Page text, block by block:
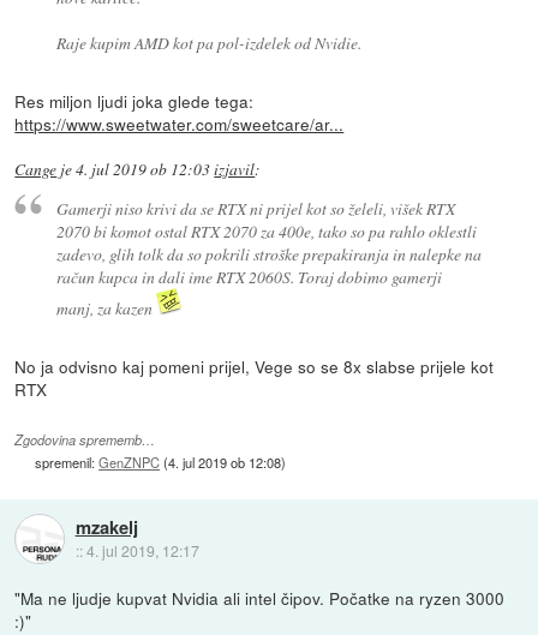
Raje kupim AMD kot pa pol-izdelek od Nvidie.
Res miljon ljudi joka glede tega:
https://www.sweetwater.com/sweetcare/ar...
Cange je4. jul 2019 ob 12:03izjavil:
Gamerji niso krivi da se RTX ni prijel kot so želeli, višek RTX
2070 bi komot ostal RTX 2070 za 400e, tako so pa rahlo oklestli
zadevo, glih tolk da so pokrili stroške prepakiranja in nalepke na
račun kupca in dali ime RTX 2060S. Toraj dobimo gamerji
manj, za kazen
No ja odvisno kaj pomeni prijel, Vege so se 8x slabse prijele kot
RTX
Zgodovina sprememb…
spremenil:GenZNPC(4. jul 2019 ob 12:08)
mzakelj
::4. jul 2019, 12:17
"Ma ne ljudje kupvat Nvidia ali intel čipov. Počatke na ryzen 3000
:)"